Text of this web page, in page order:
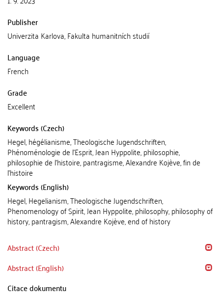
Publisher
Univerzita Karlova, Fakulta humanitních studií
Language
French
Grade
Excellent
Keywords (Czech)
Hegel, hégélianisme, Theologische Jugendschriften,
Phénoménologie de l'Esprit, Jean Hyppolite, philosophie,
philosophie de l'histoire, pantragisme, Alexandre Kojève, fin de
l'histoire
Keywords (English)
Hegel, Hegelianism, Theologische Jugendschriften,
Phenomenology of Spirit, Jean Hyppolite, philosophy, philosophy of
history, pantragism, Alexandre Kojève, end of history
Abstract (Czech)
Abstract (English)
Citace dokumentu